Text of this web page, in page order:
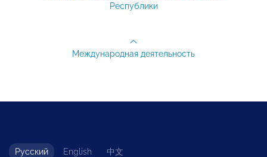
Республики
Международная деятельность
Русский English 中文